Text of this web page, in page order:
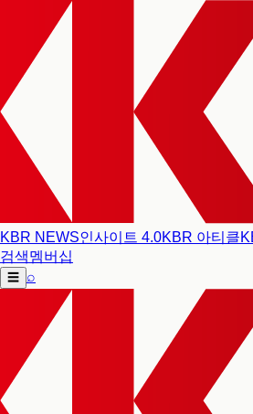
KBR NEWS인사이트 4.0KBR 아티클
검색멤버십
☰ ⌕